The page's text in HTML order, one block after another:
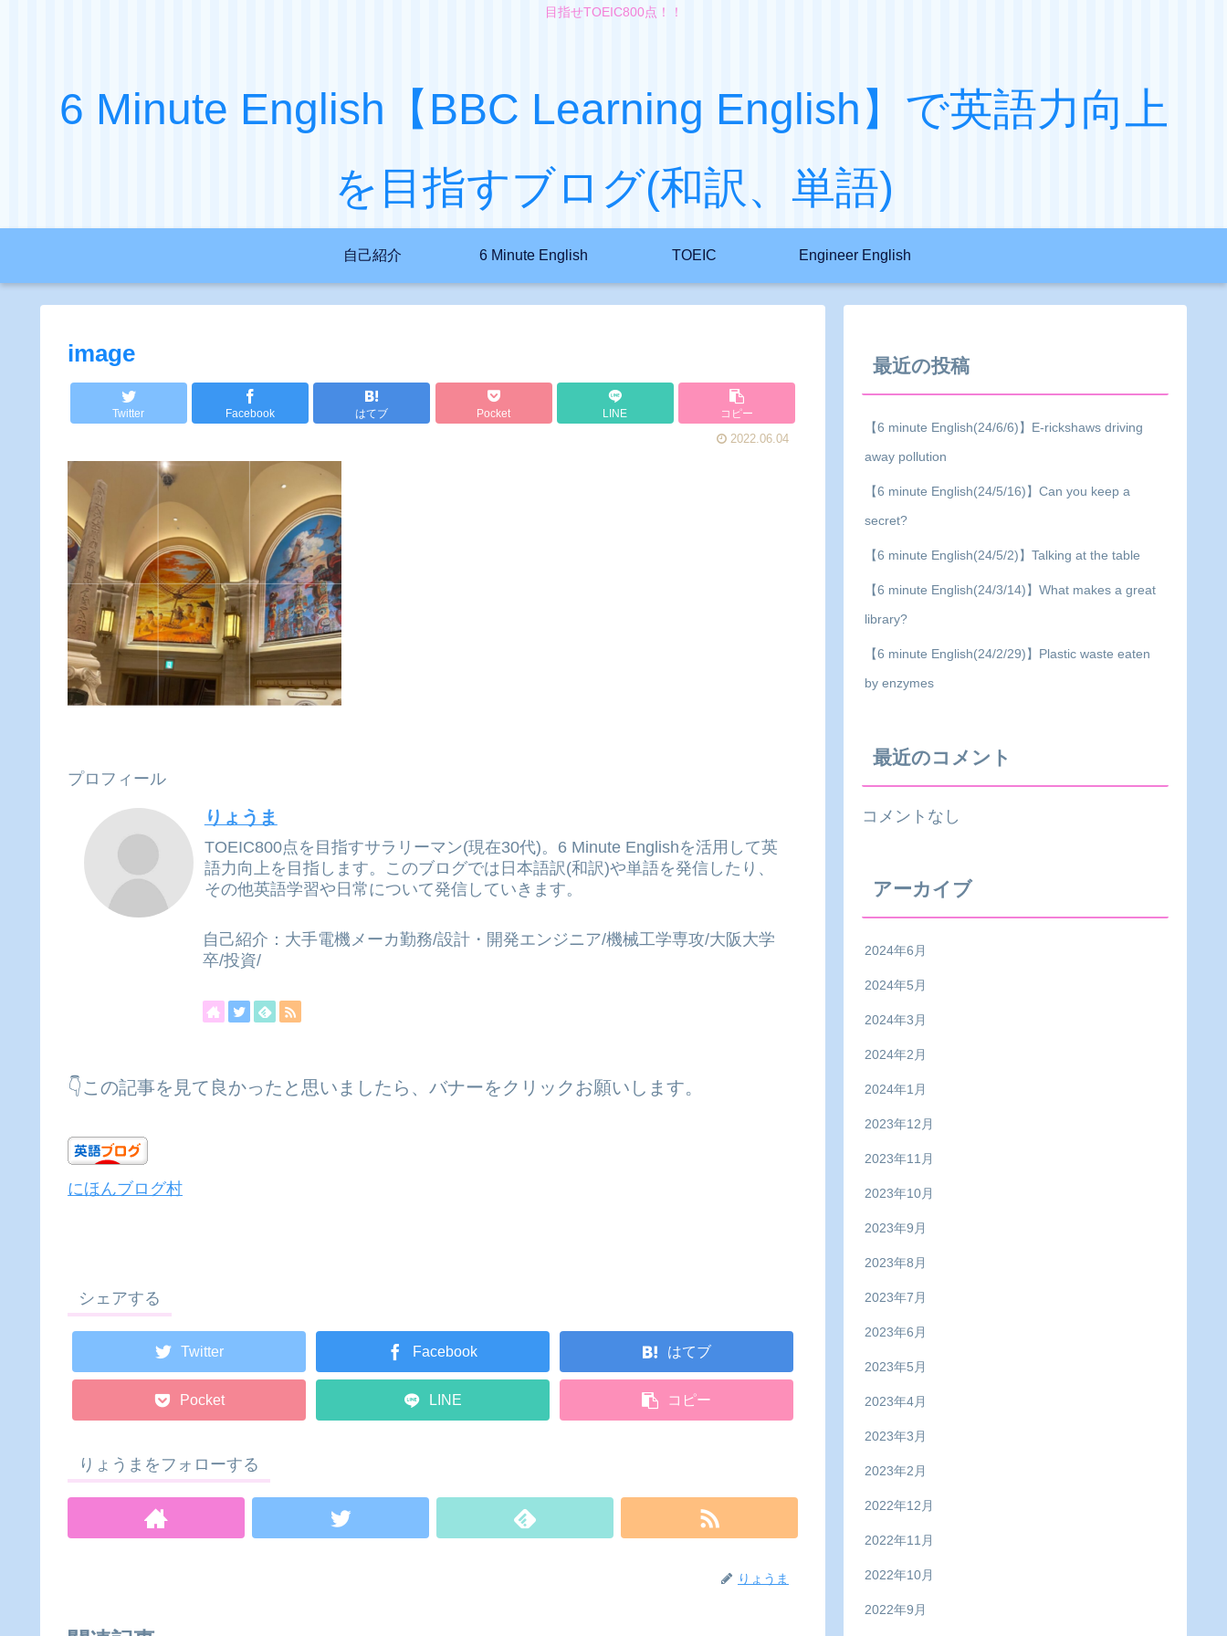
目指せTOEIC800点！！
6 Minute English【BBC Learning English】で英語力向上
を目指すブログ(和訳、単語)
自己紹介 6 Minute English TOEIC Engineer English
image
Twitter Facebook はてブ Pocket LINE コピー
2022.06.04
プロフィール
りょうま
TOEIC800点を目指すサラリーマン(現在30代)。6 Minute Englishを活用して英
語力向上を目指します。このブログでは日本語訳(和訳)や単語を発信したり、
その他英語学習や日常について発信していきます。
自己紹介：大手電機メーカ勤務/設計・開発エンジニア/機械工学専攻/大阪大学
卒/投資/
👇この記事を見て良かったと思いましたら、バナーをクリックお願いします。
にほんブログ村
シェアする
Twitter Facebook はてブ
Pocket LINE コピー
りょうまをフォローする
りょうま
最近の投稿
【6 minute English(24/6/6)】E-rickshaws driving
away pollution
【6 minute English(24/5/16)】Can you keep a
secret?
【6 minute English(24/5/2)】Talking at the table
【6 minute English(24/3/14)】What makes a great
library?
【6 minute English(24/2/29)】Plastic waste eaten
by enzymes
最近のコメント
コメントなし
アーカイブ
2024年6月
2024年5月
2024年3月
2024年2月
2024年1月
2023年12月
2023年11月
2023年10月
2023年9月
2023年8月
2023年7月
2023年6月
2023年5月
2023年4月
2023年3月
2023年2月
2022年12月
2022年11月
2022年10月
2022年9月